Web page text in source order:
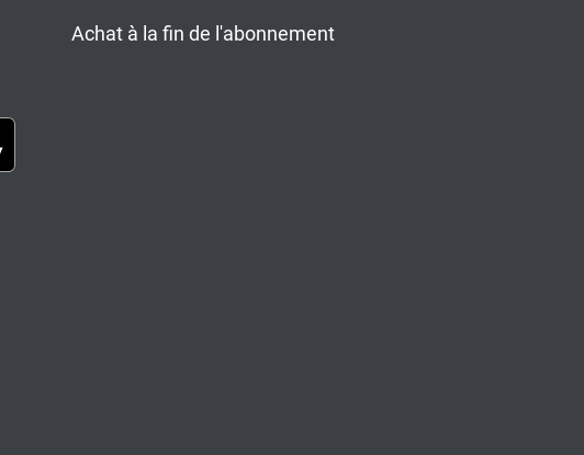
Achat à la fin de l'abonnement